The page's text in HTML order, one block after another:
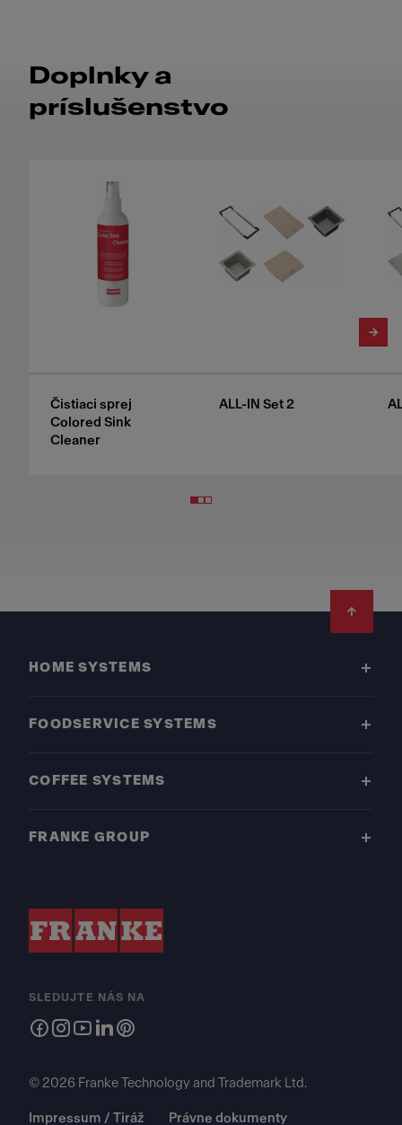
Doplnky a
príslušenstvo
Čistiaci sprej
Colored Sink
Cleaner
ALL-IN Set 2
HOME SYSTEMS
FOODSERVICE SYSTEMS
COFFEE SYSTEMS
FRANKE GROUP
SLEDUJTE NÁS NA
© 2026 Franke Technology and Trademark Ltd.
Impressum / Tiráž Právne dokumenty